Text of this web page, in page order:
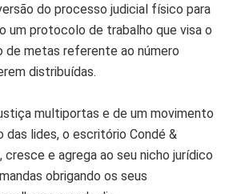
do processo judicial físico para
um protocolo de trabalho que visa o
de metas referente ao número
distribuídas.
multiportas e de um movimento
das lides, o escritório Condé &
cresce e agrega ao seu nicho jurídico
obrigando os seus